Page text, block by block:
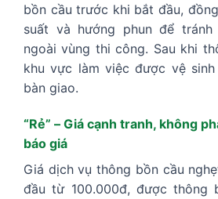
bồn cầu trước khi bắt đầu,
suất và hướng phun để
ngoài vùng thi công. Sau khi
khu vực làm việc được vệ
bàn giao.
“Rẻ” – Giá cạnh tranh, không
báo giá
Giá dịch vụ thông bồn cầu
đầu từ 100.000đ, được thông